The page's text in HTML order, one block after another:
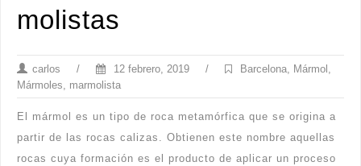
molistas
carlos / 12 febrero, 2019 / Barcelona, Mármol ,
Mármoles, marmolista
El mármol es un tipo de roca metamórfica que se origina a
partir de las rocas calizas. Obtienen este nombre aquellas
rocas cuya formación es el producto de aplicar un proceso